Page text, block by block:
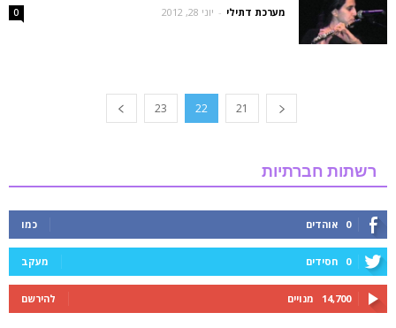
מערכת דתילי - יוני 28, 2012 0
21
22
23
רשתות חברתיות
0 אוהדים כמו
0 חסידים מעקב
14,700 מנויים להירשם